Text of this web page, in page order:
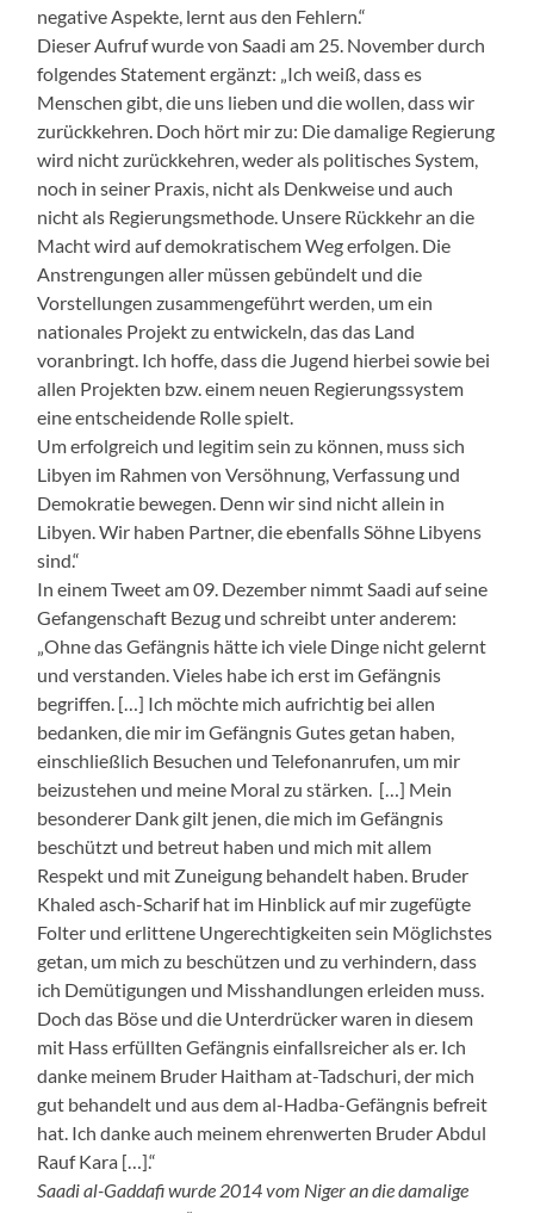
negative Aspekte, lernt aus den Fehlern.“
Dieser Aufruf wurde von Saadi am 25. November durch
folgendes Statement ergänzt: „Ich weiß, dass es
Menschen gibt, die uns lieben und die wollen, dass wir
zurückkehren. Doch hört mir zu: Die damalige Regierung
wird nicht zurückkehren, weder als politisches System,
noch in seiner Praxis, nicht als Denkweise und auch
nicht als Regierungsmethode. Unsere Rückkehr an die
Macht wird auf demokratischem Weg erfolgen. Die
Anstrengungen aller müssen gebündelt und die
Vorstellungen zusammengeführt werden, um ein
nationales Projekt zu entwickeln, das das Land
voranbringt. Ich hoffe, dass die Jugend hierbei sowie bei
allen Projekten bzw. einem neuen Regierungssystem
eine entscheidende Rolle spielt.
Um erfolgreich und legitim sein zu können, muss sich
Libyen im Rahmen von Versöhnung, Verfassung und
Demokratie bewegen. Denn wir sind nicht allein in
Libyen. Wir haben Partner, die ebenfalls Söhne Libyens
sind.“
In einem Tweet am 09. Dezember nimmt Saadi auf seine
Gefangenschaft Bezug und schreibt unter anderem:
„Ohne das Gefängnis hätte ich viele Dinge nicht gelernt
und verstanden. Vieles habe ich erst im Gefängnis
begriffen. […] Ich möchte mich aufrichtig bei allen
bedanken, die mir im Gefängnis Gutes getan haben,
einschließlich Besuchen und Telefonanrufen, um mir
beizustehen und meine Moral zu stärken. […] Mein
besonderer Dank gilt jenen, die mich im Gefängnis
beschützt und betreut haben und mich mit allem
Respekt und mit Zuneigung behandelt haben. Bruder
Khaled asch-Scharif hat im Hinblick auf mir zugefügte
Folter und erlittene Ungerechtigkeiten sein Möglichstes
getan, um mich zu beschützen und zu verhindern, dass
ich Demütigungen und Misshandlungen erleiden muss.
Doch das Böse und die Unterdrücker waren in diesem
mit Hass erfüllten Gefängnis einfallsreicher als er. Ich
danke meinem Bruder Haitham at-Tadschuri, der mich
gut behandelt und aus dem al-Hadba-Gefängnis befreit
hat. Ich danke auch meinem ehrenwerten Bruder Abdul
Rauf Kara […].“
Saadi al-Gaddafi wurde 2014 vom Niger an die damalige